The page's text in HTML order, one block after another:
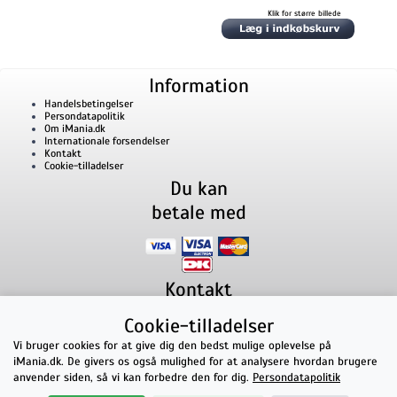
Klik for større billede
Information
Handelsbetingelser
Persondatapolitik
Om iMania.dk
Internationale forsendelser
Kontakt
Cookie-tilladelser
Du kan
betale med
Kontakt
Lillevorde Kær 29280 Storvorde
CVR nummer: 33182805 | E-mail: kontakt@imania.dk
Telefon:+45 23618990
Topkarakter hos kunderne!
Cookie-tilladelser
Vi bruger cookies for at give dig den bedst mulige oplevelse på
iMania.dk. De givers os også mulighed for at analysere hvordan brugere
anvender siden, så vi kan forbedre den for dig. Persondatapolitik